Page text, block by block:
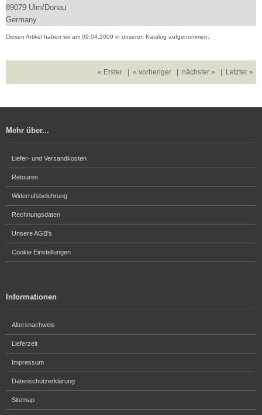
89079 Ulm/Donau
Germany
Diesen Artikel haben wir am 09.04.2009 in unseren Katalog aufgenommen.
« Erster « vorheriger nächster » Letzter »
Mehr über...
Liefer- und Versandkosten
Retouren
Widerrufsbelehrung
Rechnungsdaten
Unsere AGB's
Cookie Einstellungen
Informationen
Altersnachweis
Lieferzeit
Impressum
Datenschutzerklärung
Sitemap